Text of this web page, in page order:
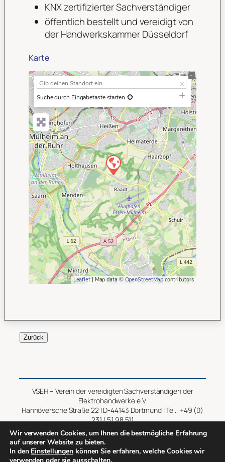
KNX zertifizierter Sachverständiger
öffentlich bestellt und vereidigt von
der Handwerkskammer Düsseldorf
Karte
+
−
Suche durch Eingabetaste starten
Leaflet| Map data © OpenStreetMapcontributors
Zurück
VSEH – Verein der vereidigten Sachverständigen der
Elektrohandwerke e.V.
Hannöversche Straße 22 | D-44143 Dortmund | Tel.: +49 (0)
231 / 51 98 511
Impressum–Datenschutz
Wir verwenden Cookies, um Ihnen die bestmögliche Erfahrung
auf unserer Website zu bieten.
In den Einstellungen können Sie erfahren, welche Cookies wir